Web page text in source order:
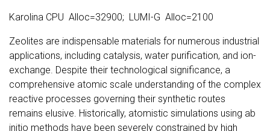
Karolina CPU Alloc=32900; LUMI-G Alloc=2100
Zeolites are indispensable materials for numerous industrial
applications, including catalysis, water purification, and ion-
exchange. Despite their technological significance, a
comprehensive atomic scale understanding of the complex
reactive processes governing their synthetic routes
remains elusive. Historically, atomistic simulations using ab
initio methods have been severely constrained by high